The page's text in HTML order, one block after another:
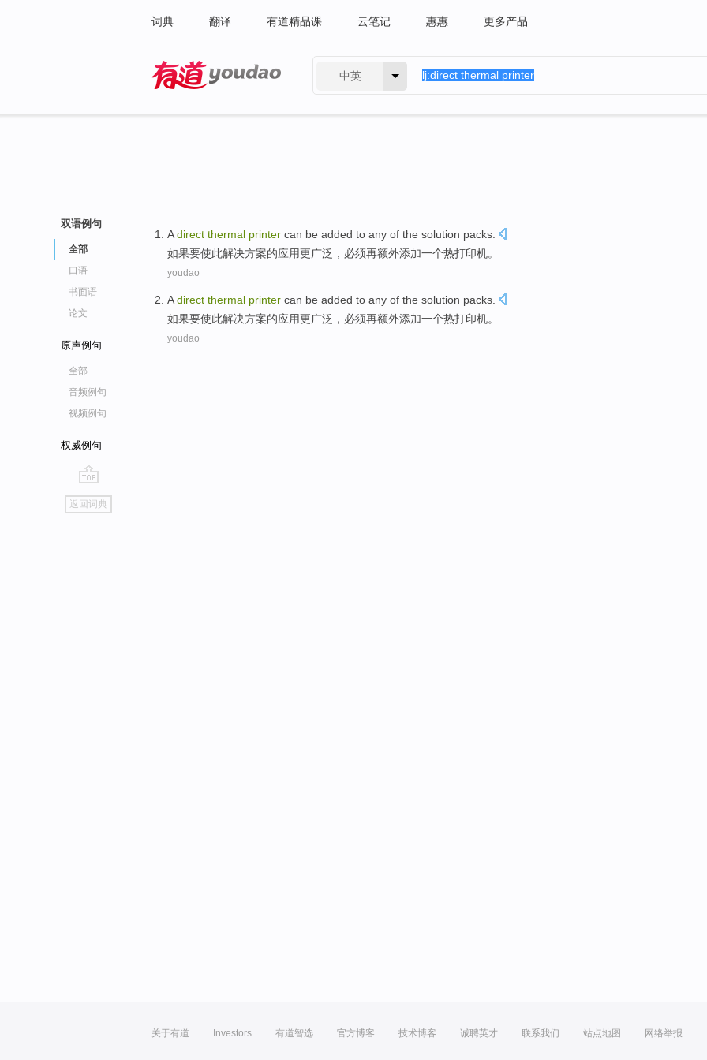
词典 翻译 有道精品课 云笔记 惠惠 更多产品
中英
双语例句
全部
口语
书面语
论文
原声例句
全部
音频例句
视频例句
权威例句
go
top
返回词典
A direct thermal printer can be added to any of the solution packs.
如果要使此解决方案的应用更广泛，必须再额外添加一个热打印机。
youdao
A direct thermal printer can be added to any of the solution packs.
如果要使此解决方案的应用更广泛，必须再额外添加一个热打印机。
youdao
关于有道 Investors 有道智选 官方博客 技术博客 诚聘英才 联系我们 站点地图 网络举报